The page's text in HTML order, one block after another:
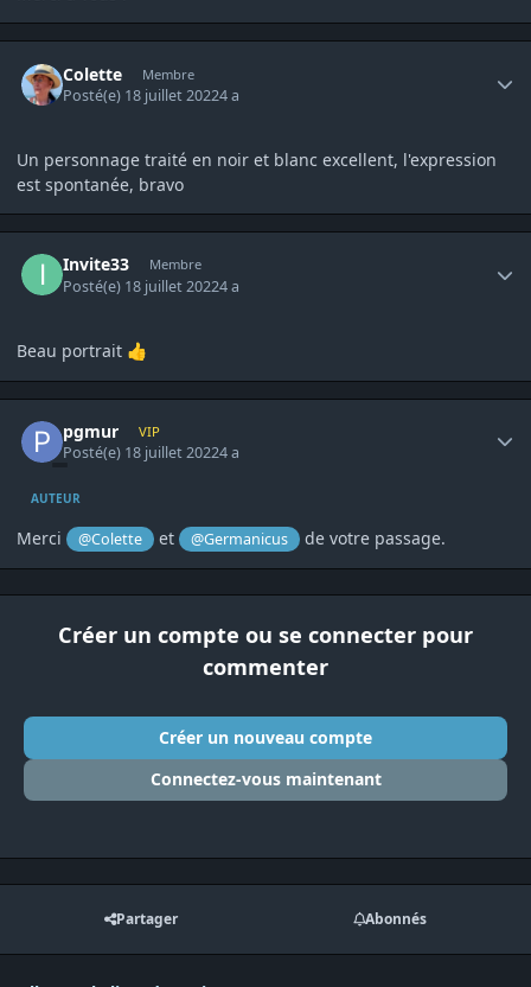
Colette Membre
Posté(e) 18 juillet 20224 a
Un personnage traité en noir et blanc excellent, l'expression
est spontanée, bravo
Invite33 Membre
Posté(e) 18 juillet 20224 a
Beau portrait 👍
pgmur VIP
Posté(e) 18 juillet 20224 a
AUTEUR
Merci @Colette et @Germanicus de votre passage.
Créer un compte ou se connecter pour
commenter
Créer un nouveau compte
Connectez-vous maintenant
Partager Abonnés